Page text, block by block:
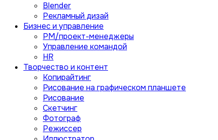
Blender
Рекламный дизай
Бизнес и управление
PM/проект-менеджеры
Управление командой
HR
Творчество и контент
Копирайтинг
Рисование на графическом планшете
Рисование
Скетчинг
Фотограф
Режиссер